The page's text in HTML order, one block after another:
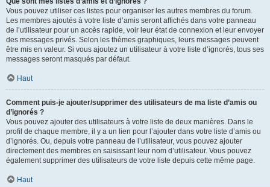
Vous pouvez utiliser ces listes pour organiser les autres membres du forum.
Les membres ajoutés à votre liste d’amis seront affichés dans votre panneau
de l’utilisateur pour un accès rapide, voir leur état de connexion et leur envoyer
des messages privés. Selon les thèmes graphiques, leurs messages peuvent
être mis en valeur. Si vous ajoutez un utilisateur à votre liste d’ignorés, tous ses
messages seront masqués par défaut.
Haut
Comment puis-je ajouter/supprimer des utilisateurs de ma liste d’amis ou
d’ignorés ?
Vous pouvez ajouter des utilisateurs à votre liste de deux manières. Dans le
profil de chaque membre, il y a un lien pour l’ajouter dans votre liste d’amis ou
d’ignorés. Ou, depuis votre panneau de l’utilisateur, vous pouvez ajouter
directement des membres en saisissant leur nom d’utilisateur. Vous pouvez
également supprimer des utilisateurs de votre liste depuis cette même page.
Haut